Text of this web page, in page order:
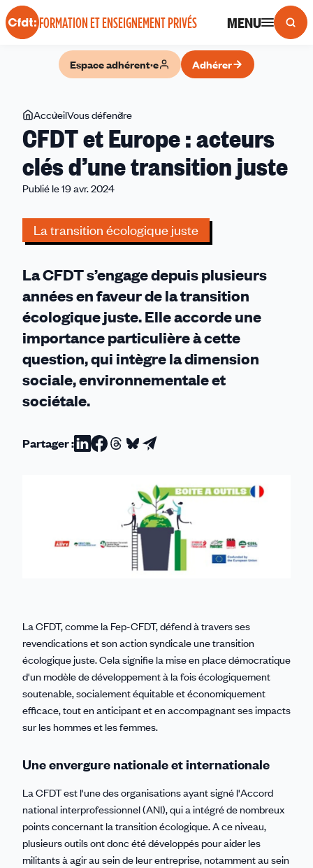
Panneau de gestion des cookies
FORMATION ET ENSEIGNEMENT PRIVÉS MENU
Espace adhérent·e Adhérer
Vous
êtes
ici
AccueilVous défendre
et
Europe
:
d’une
transition
CFDT et Europe : acteurs
clés d’une transition juste
Publié le 19 avr. 2024
La transition écologique juste
La CFDT s’engage depuis plusieurs
années en faveur de la transition
écologique juste. Elle accorde une
importance particulière à cette
question, qui intègre la dimension
sociale, environnementale et
sociétale.
Partager :Partager
Partager
Facebook
Partager
Threads
Partager
Bluesky
Partager
email
La CFDT, comme la Fep-CFDT, défend à travers ses
revendications et son action syndicale une transition
écologique juste. Cela signifie la mise en place démocratique
d'un modèle de développement à la fois écologiquement
soutenable, socialement équitable et économiquement
efficace, tout en anticipant et en accompagnant ses impacts
sur les hommes et les femmes.
Une envergure nationale et internationale
La CFDT est l'une des organisations ayant signé l'Accord
national interprofessionnel (ANI), qui a intégré de nombreux
points concernant la transition écologique. A ce niveau,
plusieurs outils ont donc été développés pour aider les
militants à agir au sein de leur entreprise, notamment au sein